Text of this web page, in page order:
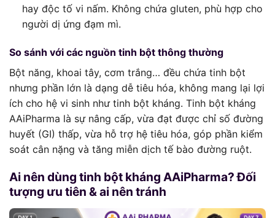
hay độc tố vi nấm. Không chứa gluten, phù hợp cho
người dị ứng đạm mì.
So sánh với các nguồn tinh bột thông thường
Bột năng, khoai tây, cơm trắng… đều chứa tinh bột
nhưng phần lớn là dạng dễ tiêu hóa, không mang lại lợi
ích cho hệ vi sinh như tinh bột kháng. Tinh bột kháng
AAiPharma là sự nâng cấp, vừa đạt được chỉ số đường
huyết (GI) thấp, vừa hỗ trợ hệ tiêu hóa, góp phần kiểm
soát cân nặng và tăng miễn dịch tế bào đường ruột.
Ai nên dùng tinh bột kháng AAiPharma? Đối
tượng ưu tiên & ai nên tránh